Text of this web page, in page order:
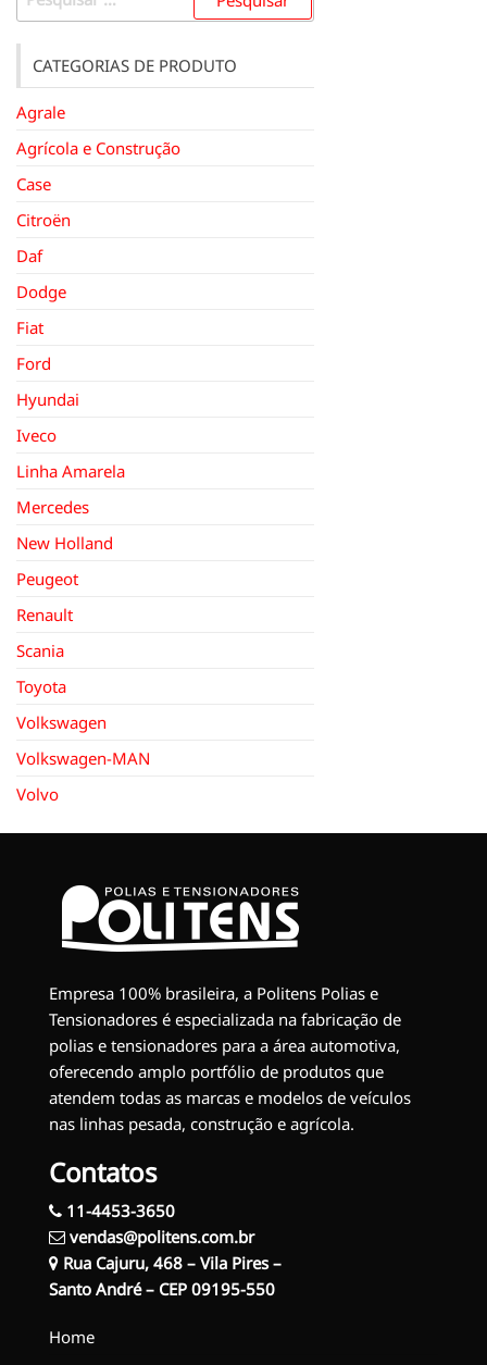
CATEGORIAS DE PRODUTO
Agrale
Agrícola e Construção
Case
Citroën
Daf
Dodge
Fiat
Ford
Hyundai
Iveco
Linha Amarela
Mercedes
New Holland
Peugeot
Renault
Scania
Toyota
Volkswagen
Volkswagen-MAN
Volvo
Empresa 100% brasileira, a Politens Polias e
Tensionadores é especializada na fabricação de
polias e tensionadores para a área automotiva,
oferecendo amplo portfólio de produtos que
atendem todas as marcas e modelos de veículos
nas linhas pesada, construção e agrícola.
Contatos
11-4453-3650
vendas@politens.com.br
Rua Cajuru, 468 – Vila Pires –
Santo André – CEP 09195-550
Home